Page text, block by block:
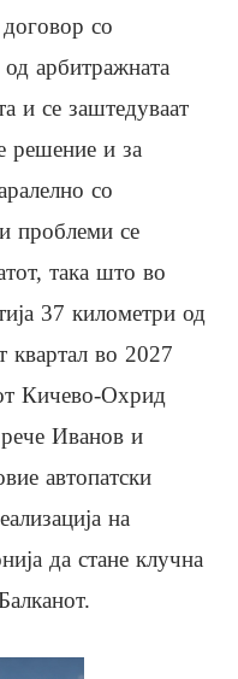
со
арбитражната
и се заштедуваат
решение и за
со
проблеми се
така што во
37 километри од
квартал во 2027
Кичево-Охрид
Иванов и
автопатски
на
да стане клучна